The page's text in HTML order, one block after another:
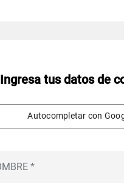
Ingresa tus datos de
Autocompletar con